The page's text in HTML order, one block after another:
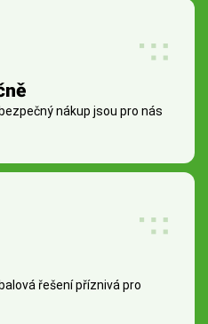
nákup jsou pro nás
řešení příznivá pro